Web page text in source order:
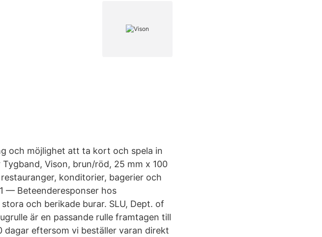
och möjlighet att ta kort och spela in
Vison, brun/röd, 25 mm x 100
konditorier, bagerier och
— Beteenderesponser hos
och berikade burar. SLU, Dept. of
är en passande rulle framtagen till
dagar eftersom vi beställer varan direkt